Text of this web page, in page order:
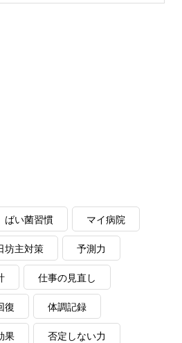
ばい菌習慣 マイ病院
坊主対策 予測力
仕事の見直し
復 体調記録
果 否定しない力